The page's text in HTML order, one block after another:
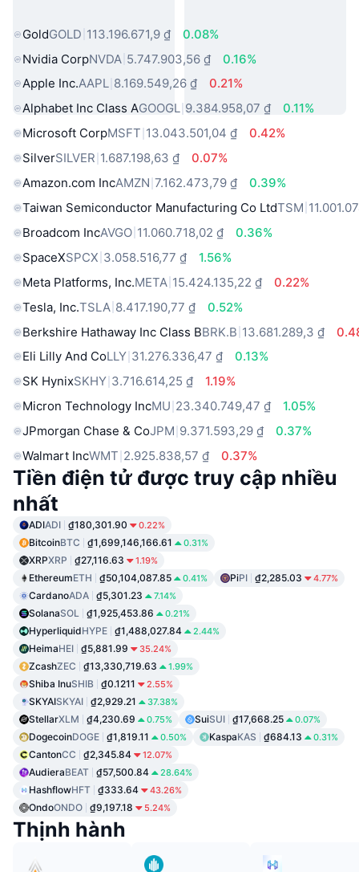
GoldGOLD 113.196.671,9 ₫
0.08%
Nvidia CorpNVDA 5.747.903,56 ₫
0.16%
Apple Inc.AAPL 8.169.549,26 ₫
0.21%
Alphabet Inc Class AGOOGL 9.384.958,07 ₫
0.11%
Microsoft CorpMSFT 13.043.501,04 ₫
0.42%
SilverSILVER 1.687.198,63 ₫
0.07%
Amazon.com IncAMZN 7.162.473,79 ₫
0.39%
Taiwan Semiconductor Manufacturing Co LtdTSM
Broadcom IncAVGO 11.060.718,02 ₫
0.36%
SpaceXSPCX 3.058.516,77 ₫
1.56%
Meta Platforms, Inc.META 15.424.135,22 ₫
0.22%
Tesla, Inc.TSLA 8.417.190,77 ₫
0.52%
Berkshire Hathaway Inc Class BBRK.B 13.681.289,3 ₫
Eli Lilly And CoLLY 31.276.336,47 ₫
0.13%
SK HynixSKHY 3.716.614,25 ₫
1.19%
Micron Technology IncMU 23.340.749,47 ₫
1.05%
JPmorgan Chase & CoJPM 9.371.593,29 ₫
0.37%
Walmart IncWMT 2.925.838,57 ₫ 0.37%
Tiền điện tử được truy cập nhiều
nhất
ADIADI ₫180,301.90 0.22%
BitcoinBTC ₫1,699,146,166.61 0.31%
XRPXRP ₫27,116.63 1.19%
EthereumETH ₫50,104,087.85 0.41% PiPI ₫2,285.03 4.77%
CardanoADA ₫5,301.23 7.14%
SolanaSOL ₫1,925,453.86 0.21%
HyperliquidHYPE ₫1,488,027.84 2.44%
HeimaHEI ₫5,881.99 35.24%
ZcashZEC ₫13,330,719.63 1.99%
Shiba InuSHIB ₫0.1211 2.55%
SKYAISKYAI ₫2,929.21 37.38%
StellarXLM ₫4,230.69 0.75% SuiSUI ₫17,668.25 0.07%
DogecoinDOGE ₫1,819.11 0.50% KaspaKAS ₫684.13 0.31%
CantonCC ₫2,345.84 12.07%
AudieraBEAT ₫57,500.84 28.64%
HashflowHFT ₫333.64 43.26%
OndoONDO ₫9,197.18 5.24%
Thịnh hành